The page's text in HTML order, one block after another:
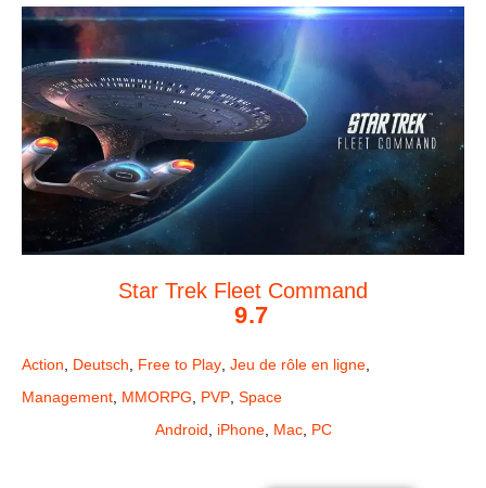
Star Trek Fleet Command
9.7
Action Deutsch Free to Play Jeu de rôle en ligne
Management MMORPG PVP Space
Android
iPhone, Mac, PC